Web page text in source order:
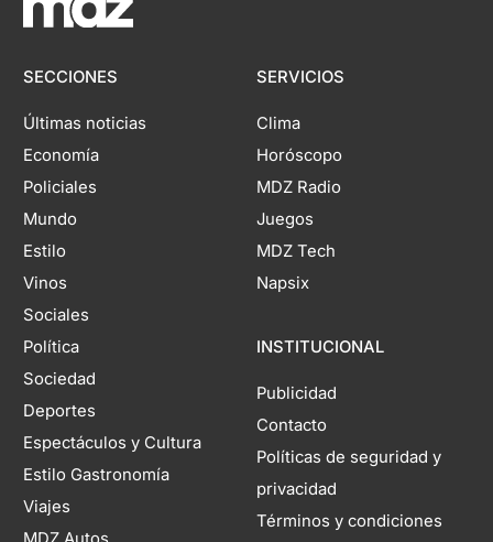
SECCIONES
Últimas noticias
Economía
Policiales
Mundo
Estilo
Vinos
Sociales
Política
Sociedad
Deportes
Espectáculos y Cultura
Estilo Gastronomía
Viajes
SERVICIOS
Clima
Horóscopo
MDZ Radio
Juegos
MDZ Tech
Napsix
INSTITUCIONAL
Publicidad
Contacto
Políticas de seguridad y
privacidad
Términos y condiciones